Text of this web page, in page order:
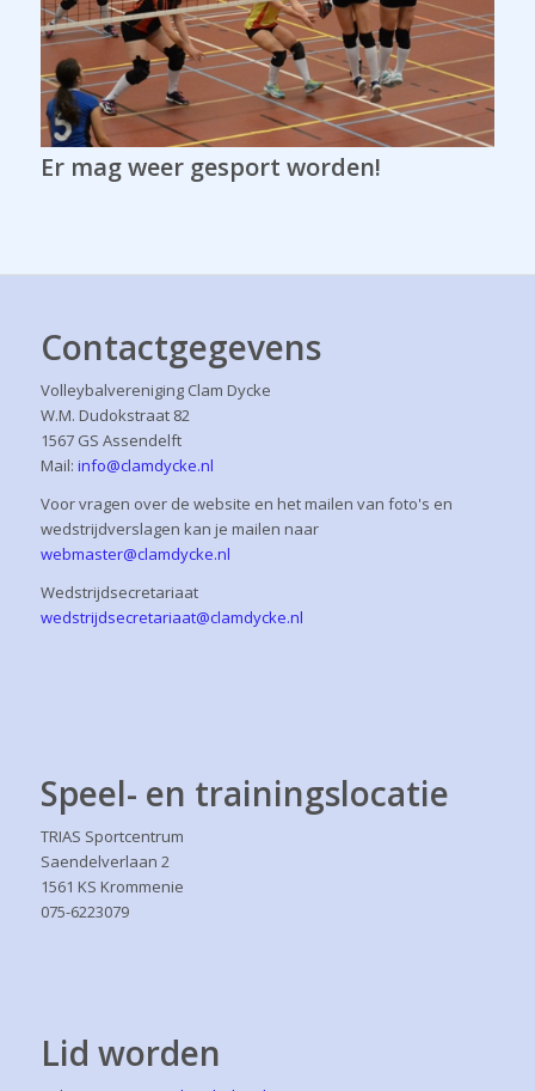
Er mag weer gesport worden!
Contactgegevens
Volleybalvereniging Clam Dycke
W.M. Dudokstraat 82
1567 GS Assendelft
Mail: info@clamdycke.nl
Voor vragen over de website en het mailen van foto's en
wedstrijdverslagen kan je mailen naar
webmaster@clamdycke.nl
Wedstrijdsecretariaat
wedstrijdsecretariaat@clamdycke.nl
Speel- en trainingslocatie
TRIAS Sportcentrum
Saendelverlaan 2
1561 KS Krommenie
075-6223079
Lid worden